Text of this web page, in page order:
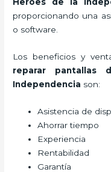
proporcionando una
o software.
Los beneficios y
reparar
pantallas
Independencia son:
Asistencia de
Ahorrar tiempo
Experiencia
Rentabilidad
Garantía